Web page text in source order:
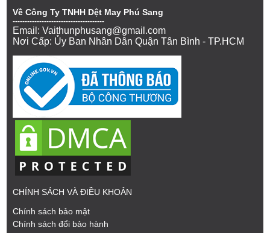
Về Công Ty TNHH Dệt May Phú Sang
--------------------------------------
Email: Vaithunphusang@gmail.com
Nơi Cấp: Ủy Ban Nhân Dân Quận Tân Bình - TP.HCM
CHÍNH SÁCH VÀ ĐIỀU KHOẢN
Chính sách bảo mật
Chính sách đổi bảo hành